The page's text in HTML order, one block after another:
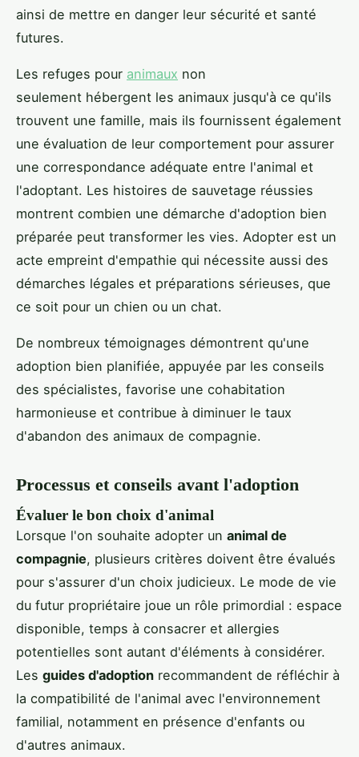
ainsi de mettre en danger leur sécurité et santé
futures.
Les refuges pour animaux non
seulement hébergent les animaux jusqu'à ce qu'ils
trouvent une famille, mais ils fournissent également
une évaluation de leur comportement pour assurer
une correspondance adéquate entre l'animal et
l'adoptant. Les histoires de sauvetage réussies
montrent combien une démarche d'adoption bien
préparée peut transformer les vies. Adopter est un
acte empreint d'empathie qui nécessite aussi des
démarches légales et préparations sérieuses, que
ce soit pour un chien ou un chat.
De nombreux témoignages démontrent qu'une
adoption bien planifiée, appuyée par les conseils
des spécialistes, favorise une cohabitation
harmonieuse et contribue à diminuer le taux
d'abandon des animaux de compagnie.
Processus et conseils avant l'adoption
Évaluer le bon choix d'animal
Lorsque l'on souhaite adopter un animal de
compagnie, plusieurs critères doivent être évalués
pour s'assurer d'un choix judicieux. Le mode de vie
du futur propriétaire joue un rôle primordial : espace
disponible, temps à consacrer et allergies
potentielles sont autant d'éléments à considérer.
Les guides d'adoption recommandent de réfléchir à
la compatibilité de l'animal avec l'environnement
familial, notamment en présence d'enfants ou
d'autres animaux.